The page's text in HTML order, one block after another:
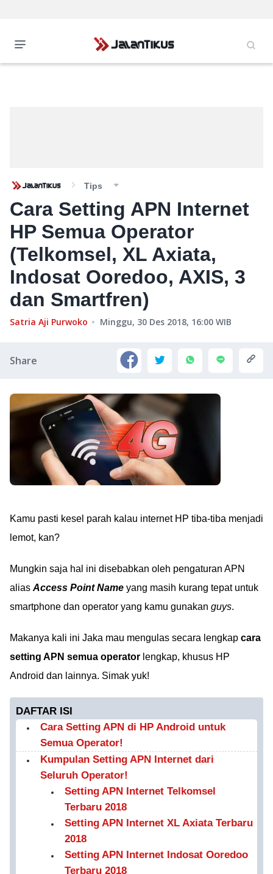
Tips
Cara Setting APN Internet
HP Semua Operator
(Telkomsel, XL Axiata,
Indosat Ooredoo, AXIS, 3
dan Smartfren)
Satria Aji Purwoko Minggu, 30 Des 2018, 16:00 WIB
Share
Kamu pasti kesel parah kalau internet HP tiba-tiba menjadi
lemot, kan?
Mungkin saja hal ini disebabkan oleh pengaturan APN
alias Access Point Name yang masih kurang tepat untuk
smartphone dan operator yang kamu gunakan guys.
Makanya kali ini Jaka mau mengulas secara lengkap cara
setting APN semua operator lengkap, khusus HP
Android dan lainnya. Simak yuk!
DAFTAR ISI
Cara Setting APN di HP Android untuk
Semua Operator!
Kumpulan Setting APN Internet dari
Seluruh Operator!
Setting APN Internet Telkomsel
Terbaru 2018
Setting APN Internet XL Axiata Terbaru
2018
Setting APN Internet Indosat Ooredoo
Terbaru 2018